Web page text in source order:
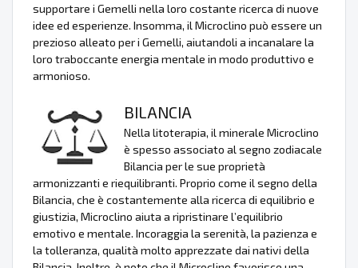
supportare i Gemelli nella loro costante ricerca di nuove
idee ed esperienze. Insomma, il Microclino può essere un
prezioso alleato per i Gemelli, aiutandoli a incanalare la
loro traboccante energia mentale in modo produttivo e
armonioso.
BILANCIA
Nella litoterapia, il minerale Microclino
è spesso associato al segno zodiacale
Bilancia per le sue proprietà
armonizzanti e riequilibranti. Proprio come il segno della
Bilancia, che è costantemente alla ricerca di equilibrio e
giustizia, Microclino aiuta a ripristinare l’equilibrio
emotivo e mentale. Incoraggia la serenità, la pazienza e
la tolleranza, qualità molto apprezzate dai nativi della